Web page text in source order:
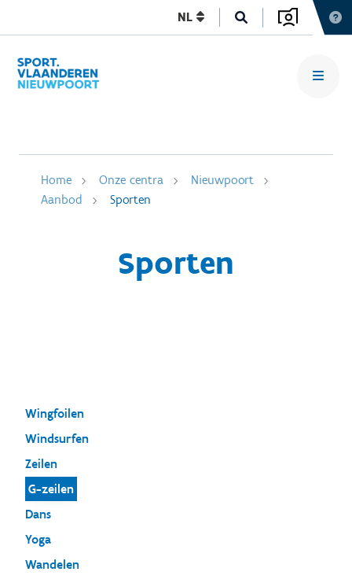
NL
Home Onze centra
Nieuwpoort
Aanbod
Sporten
Sporten
Wingfoilen
Windsurfen
Zeilen
G-zeilen
Dans
Yoga
Wandelen